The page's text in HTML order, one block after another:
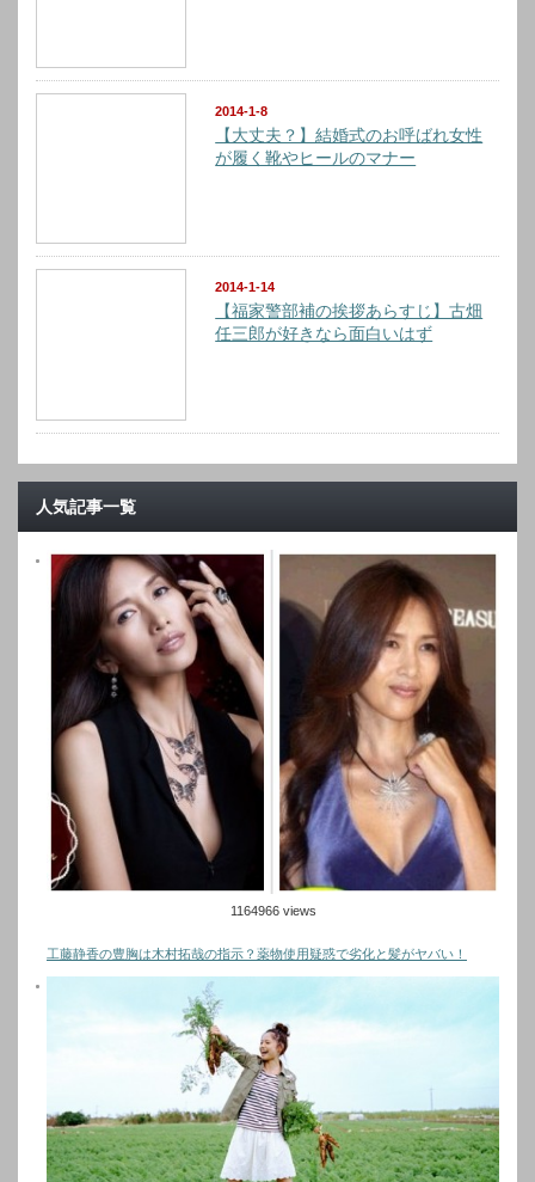
2014-1-8
【大丈夫？】結婚式のお呼ばれ女性
が履く靴やヒールのマナー
2014-1-14
【福家警部補の挨拶あらすじ】古畑
任三郎が好きなら面白いはず
人気記事一覧
1164966 views
工藤静香の豊胸は木村拓哉の指示？薬物使用疑惑で劣化と髪がヤバい！